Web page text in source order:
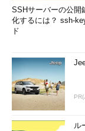
SSHサーバーの公開
化するには？ ssh-
ド
ル